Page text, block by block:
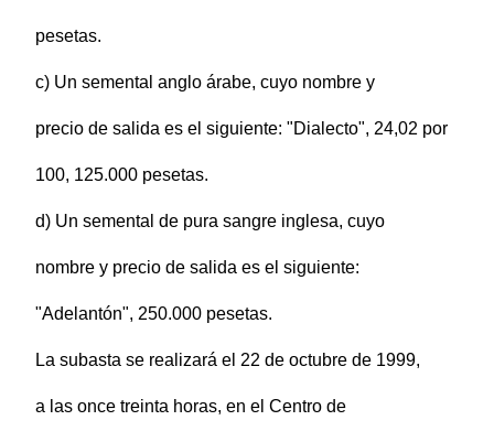
pesetas.
c) Un semental anglo árabe, cuyo nombre y
precio de salida es el siguiente: "Dialecto", 24,02 por
100, 125.000 pesetas.
d) Un semental de pura sangre inglesa, cuyo
nombre y precio de salida es el siguiente:
"Adelantón", 250.000 pesetas.
La subasta se realizará el 22 de octubre de 1999,
a las once treinta horas, en el Centro de